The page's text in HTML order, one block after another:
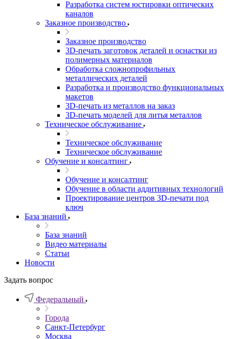
Разработка систем юстировки оптических
каналов
Заказное производство
Заказное производство
3D-печать заготовок деталей и оснастки из
полимерных материалов
Обработка сложнопрофильных
металлических деталей
Разработка и производство функциональных
макетов
3D-печать из металлов на заказ
3D-печать моделей для литья металлов
Техническое обслуживание
Техническое обслуживание
Техническое обслуживание
Обучение и консалтинг
Обучение и консалтинг
Обучение в области аддитивных технологий
Проектирование центров 3D-печати под
ключ
База знаний
База знаний
Видео материалы
Статьи
Новости
Задать вопрос
Федеральный
Города
Санкт-Петербург
Москва